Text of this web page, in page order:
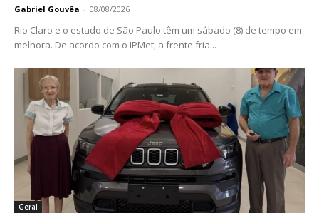
Gabriel Gouvêa - 08/08/2026
Rio Claro e o estado de São Paulo têm um sábado (8) de tempo em
melhora. De acordo com o IPMet, a frente fria...
Geral